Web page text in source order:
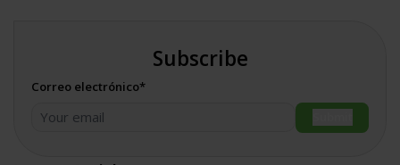
Subscribe
Correo electrónico*